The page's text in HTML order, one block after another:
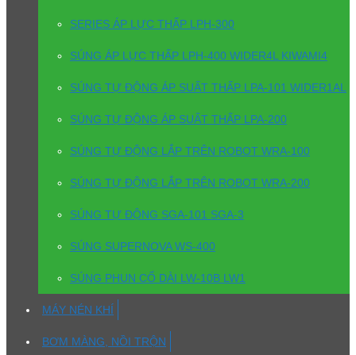
SERIES ÁP LỰC THẤP LPH-300
SÚNG ÁP LỰC THẤP LPH-400 WIDER4L KIWAMI4
SÚNG TỰ ĐỘNG ÁP SUẤT THẤP LPA-101 WIDER1AL
SÚNG TỰ ĐỘNG ÁP SUẤT THẤP LPA-200
SÚNG TỰ ĐỘNG LẮP TRÊN ROBOT WRA-100
SÚNG TỰ ĐỘNG LẮP TRÊN ROBOT WRA-200
SÚNG TỰ ĐỘNG SGA-101 SGA-3
SÚNG SUPERNOVA WS-400
SÚNG PHUN CỔ DÀI LW-10B LW1
MÁY NÉN KHÍ
BƠM MÀNG, NỒI TRỘN